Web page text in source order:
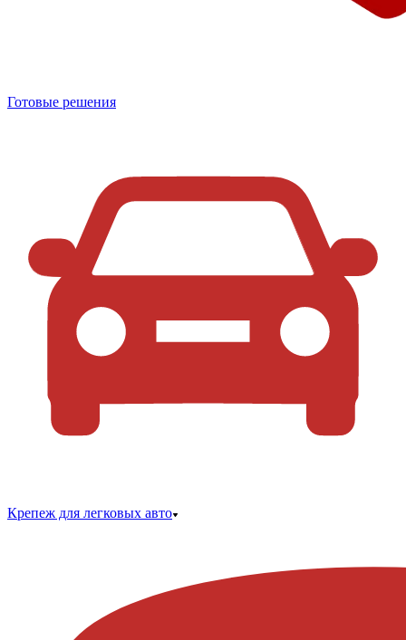
Готовые решения
Крепеж для легковых авто